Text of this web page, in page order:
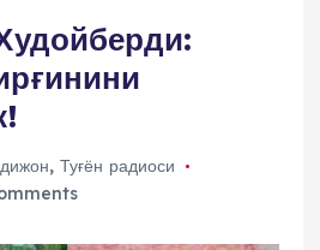
, Туғён радиоси